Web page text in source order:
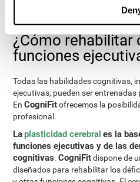
posibles y tan rápido como se
¿Cómo rehabilitar
funciones
Todas las habilidades cognitivas,
ejecutivas, pueden ser
EnCogniFitofrecemos la
profesional.
Laplasticidad cerebral es la
funciones ejecutivas y de las
cognitivas.CogniFitdispone de
diseñados para rehabilitar los